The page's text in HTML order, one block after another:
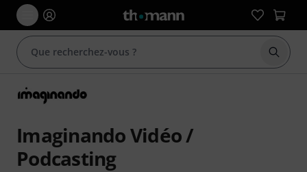
Imaginando Vidéo /
Podcasting